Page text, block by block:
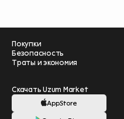
Покупки
Безопасность
Траты и экономия
Скачать Uzum Market
AppStore